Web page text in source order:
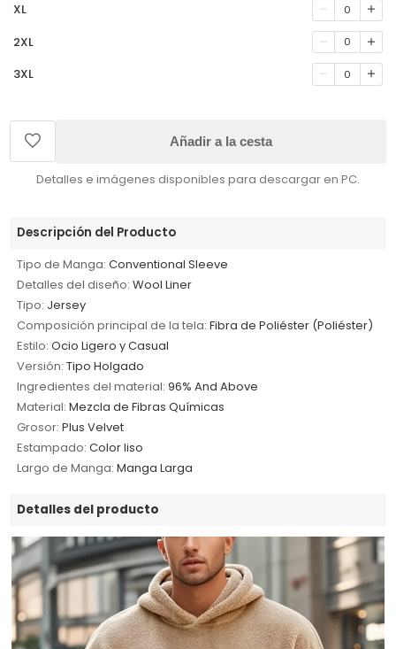
XL 0
2XL 0
3XL 0
Añadir a la cesta
Detalles e imágenes disponibles para descargar en PC.
Descripción del Producto
Tipo de Manga: Conventional Sleeve
Detalles del diseño: Wool Liner
Tipo: Jersey
Composición principal de la tela: Fibra de Poliéster (Poliéster)
Estilo: Ocio Ligero y Casual
Versión: Tipo Holgado
Ingredientes del material: 96% And Above
Material: Mezcla de Fibras Químicas
Grosor: Plus Velvet
Estampado: Color liso
Largo de Manga: Manga Larga
Detalles del producto